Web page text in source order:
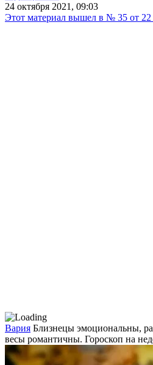
24 октября 2021, 09:03
Этот материал вышел в № 35 от 22
Вария Близнецы эмоциональны,
весы романтичны. Гороскоп на